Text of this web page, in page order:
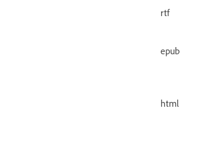
rtf
epub
html